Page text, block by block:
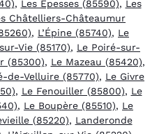
, Les Epesses (85590), Les
Châtelliers-Châteaumur
, L’Épine (85740), Le
Vie (85170), Le Poiré-sur-
(85300), Le Mazeau (85420),
de-Velluire (85770), Le Givre
, Le Fenouiller (85800), Le
, Le Boupère (85510), Le
(85220), Landeronde